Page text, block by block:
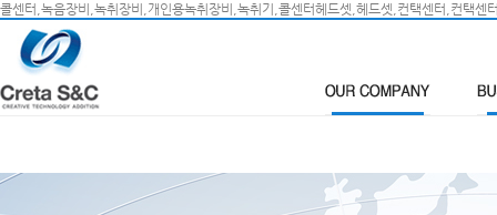
콜센터,녹음장비,녹취장비,개인용녹취장비,녹취기,콜센터헤드셋,헤드셋,컨택센터,컨택센